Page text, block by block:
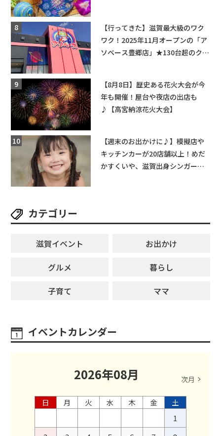
【行ってきた】滋賀最大級のワク
ワク！2025年11月オープンの「ア
ソベース豊郷店」★130台超のクレ
【8月8日】歴史ある花火大会が今
年も開催！屋台や夜店の出店も
♪【高宮納涼花火大会】
【週末のお出かけに♪】模擬店や
キッチンカーが20店舗以上！めだ
かすくいや、滋賀出身シンガーソ
カテゴリー
滋賀イベント
お出かけ
グルメ
暮らし
子育て
ママ
イベントカレンダー
2026年08月 次月
日 月 火 水 木 金
土
1